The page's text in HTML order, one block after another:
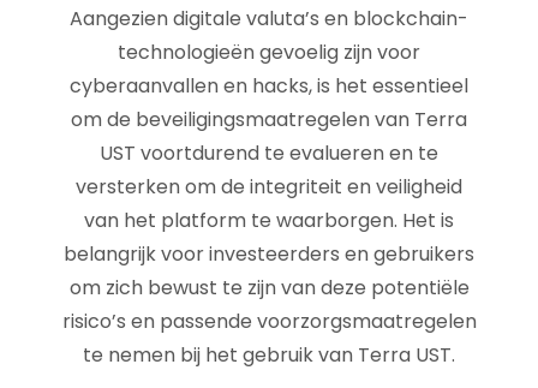
Aangezien digitale valuta’s en blockchain-
technologieën gevoelig zijn voor
cyberaanvallen en hacks, is het essentieel
om de beveiligingsmaatregelen van Terra
UST voortdurend te evalueren en te
versterken om de integriteit en veiligheid
van het platform te waarborgen. Het is
belangrijk voor investeerders en gebruikers
om zich bewust te zijn van deze potentiële
risico’s en passende voorzorgsmaatregelen
te nemen bij het gebruik van Terra UST.